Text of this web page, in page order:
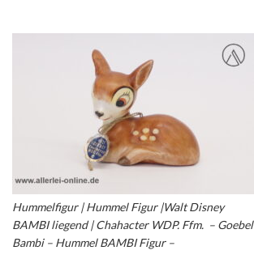
Hummelfigur | Hummel Figur |Walt Disney
BAMBI liegend | Chahacter WDP. Ffm. – Goebel
Bambi – Hummel BAMBI Figur –